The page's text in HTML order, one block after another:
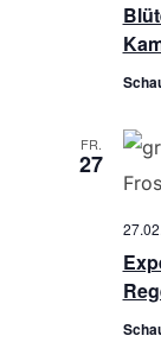
FR.
27